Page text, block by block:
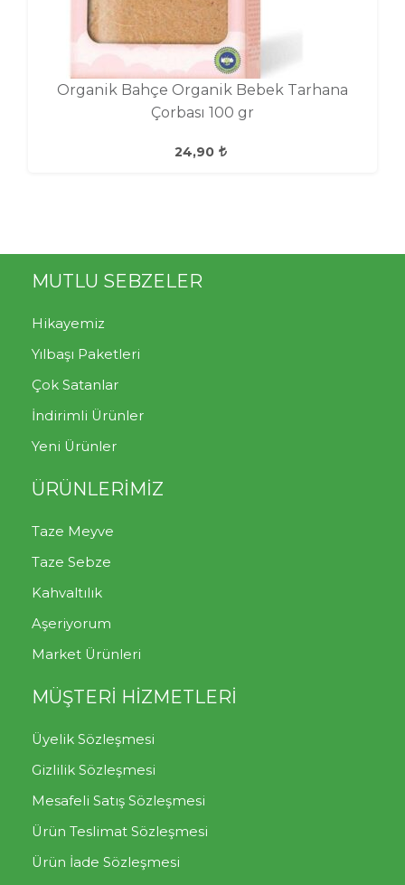
Organik Bahçe Organik Bebek Tarhana
Çorbası 100 gr
24,90
MUTLU SEBZELER
Hikayemiz
Yılbaşı Paketleri
Çok Satanlar
İndirimli Ürünler
Yeni Ürünler
ÜRÜNLERİMİZ
Taze Meyve
Taze Sebze
Kahvaltılık
Aşeriyorum
Market Ürünleri
MÜŞTERİ HİZMETLERİ
Üyelik Sözleşmesi
Gizlilik Sözleşmesi
Mesafeli Satış Sözleşmesi
Ürün Teslimat Sözleşmesi
Ürün İade Sözleşmesi